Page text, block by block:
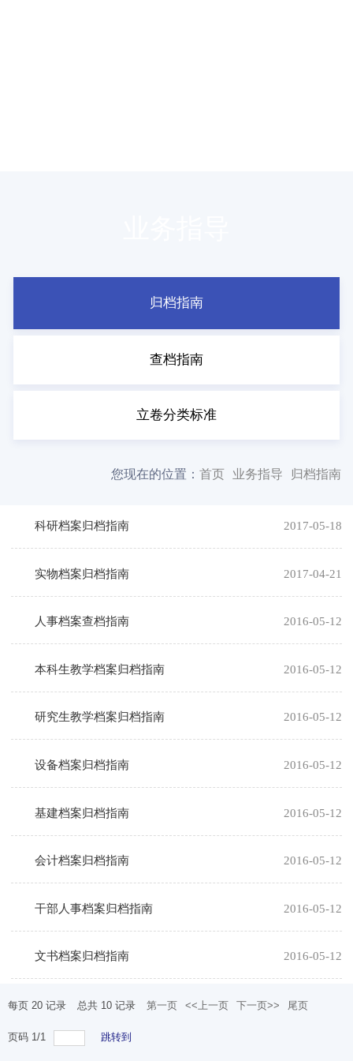
归档指南
查档指南
立卷分类标准
您现在的位置： 首页 业务指导 归档指南
科研档案归档指南 2017-05-18
实物档案归档指南 2017-04-21
人事档案查档指南 2016-05-12
本科生教学档案归档指南 2016-05-12
研究生教学档案归档指南 2016-05-12
设备档案归档指南 2016-05-12
基建档案归档指南 2016-05-12
会计档案归档指南 2016-05-12
干部人事档案归档指南 2016-05-12
文书档案归档指南 2016-05-12
每页 20 记录 总共 10 记录 第一页 <<上一页 下一页>> 尾页
页码 1/1 跳转到